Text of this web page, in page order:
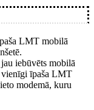
LMT mobilā
iebūvēts mobilā
vienīgi īpaša LMT
modemā, kuru